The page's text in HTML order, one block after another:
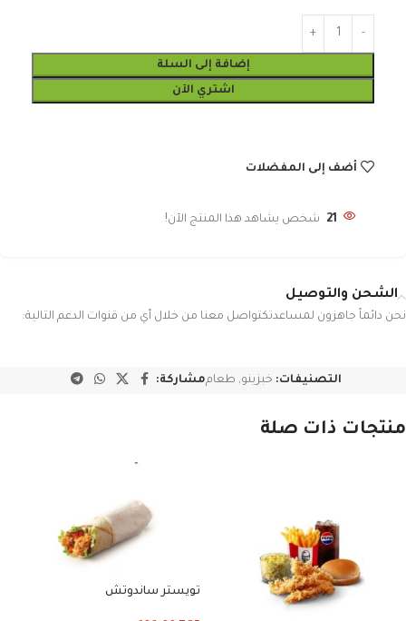
إضافة إلى السلة
اشتري الآن
أضف إلى المفضلات
21 شخص يشاهد هذا المنتج الآن!
الشحن والتوصيل
نحن دائماً جاهزون لمساعدتكتواصل معنا من خلال أي من قنوات الدعم التالية:
التصنيفات: خبزينو, طعاممشاركة:
منتجات ذات صلة
تويستر ساندوتش